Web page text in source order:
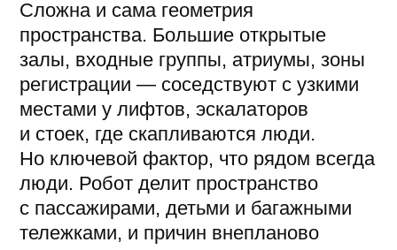
На деле в зонах высокого трафика
ручной клининг упирается в банальную
арифметику по количеству выходов.
То есть кто-то систематически должен
выходить на уборку зоны без
опоздания и показывать
повторяющийся стабильный результат.
Но здесь роль играет человеческий
фактор: если робот четко следит
за зоной уборки и работает пока
не пройдет весь трек, то человек
с высокой долей вероятности так
делать не станет.
Проблему усугубляет еще и дефицит